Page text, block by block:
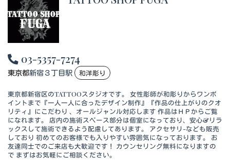
03-5357-7274
東京都新宿３丁目駅 和洋彫り
東京都新宿区のTATTOOスタジオです。 女性彫師が和彫りからワンポ
イントまで『一人一人に合ったデザイン制作』『作品の仕上がりのクオ
リティ』にこだわり 、オールジャンル対応します 作品はＨＰからご覧
になれます。 店内の施術スペース部分は個室になっており、安心&リラ
ックスして施術できるよう配慮してあります。 アクセサリ-なども販売
しており 初めてのお客様でも入りやすい雰囲気になっております。 お
友達同士でのご来店も大歓迎です！ カウンセリング無料になりますの
で まずはお気軽にご相談ください。